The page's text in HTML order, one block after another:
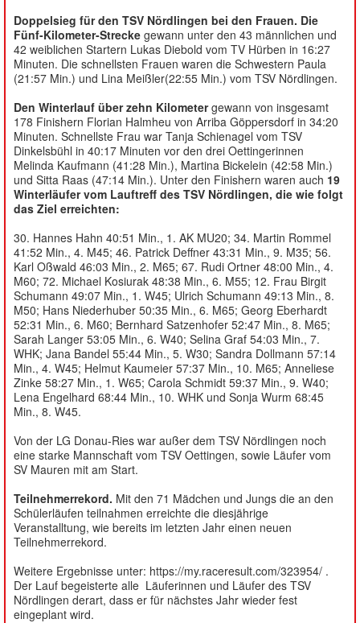
Doppelsieg für den TSV Nördlingen bei den Frauen. Die
Fünf-Kilometer-Strecke gewann unter den 43 männlichen und
42 weiblichen Startern Lukas Diebold vom TV Hürben in 16:27
Minuten. Die schnellsten Frauen waren die Schwestern Paula
(21:57 Min.) und Lina Meißler(22:55 Min.) vom TSV Nördlingen.
Den Winterlauf über zehn Kilometergewann von insgesamt
178 Finishern Florian Halmheu von Arriba Göppersdorf in 34:20
Minuten. Schnellste Frau war Tanja Schienagel vom TSV
Dinkelsbühl in 40:17 Minuten vor den drei Oettingerinnen
Melinda Kaufmann (41:28 Min.), Martina Bickelein (42:58 Min.)
und Sitta Raas (47:14 Min.). Unter den Finishern waren auch 19
Winterläufer vom Lauftreff des TSV Nördlingen, die wie folgt
das Ziel erreichten:
30. Hannes Hahn 40:51 Min., 1. AK MU20; 34. Martin Rommel
41:52 Min., 4. M45; 46. Patrick Deffner 43:31 Min., 9. M35; 56.
Karl Oßwald 46:03 Min., 2. M65; 67. Rudi Ortner 48:00 Min., 4.
M60; 72. Michael Kosiurak 48:38 Min., 6. M55; 12. Frau Birgit
Schumann 49:07 Min., 1. W45; Ulrich Schumann 49:13 Min., 8.
M50; Hans Niederhuber 50:35 Min., 6. M65; Georg Eberhardt
52:31 Min., 6. M60; Bernhard Satzenhofer 52:47 Min., 8. M65;
Sarah Langer 53:05 Min., 6. W40; Selina Graf 54:03 Min., 7.
WHK; Jana Bandel 55:44 Min., 5. W30; Sandra Dollmann 57:14
Min., 4. W45; Helmut Kaumeier 57:37 Min., 10. M65; Anneliese
Zinke 58:27 Min., 1. W65; Carola Schmidt 59:37 Min., 9. W40;
Lena Engelhard 68:44 Min., 10. WHK und Sonja Wurm 68:45
Min., 8. W45.
Von der LG Donau-Ries war außer dem TSV Nördlingen noch
eine starke Mannschaft vom TSV Oettingen, sowie Läufer vom
SV Mauren mit am Start.
Teilnehmerrekord. Mit den 71 Mädchen und Jungs die an den
Schülerläufen teilnahmen erreichte die diesjährige
Veranstalltung, wie bereits im letzten Jahr einen neuen
Teilnehmerrekord.
Weitere Ergebnisse unter: https://my.raceresult.com/323954/ .
Der Lauf begeisterte alle Läuferinnen und Läufer des TSV
Nördlingen derart, dass er für nächstes Jahr wieder fest
eingeplant wird.